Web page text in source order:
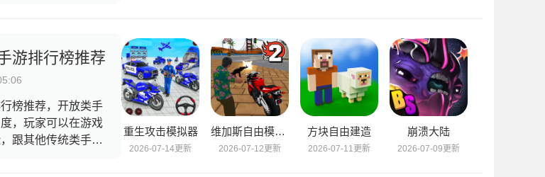
。
游排行榜推荐
榜推荐，开放类手
，玩家可以在游戏
跟其他传统类手游
重生攻击模拟器
2026-07-14更新
维加斯自由模拟器2
2026-07-12更新
方块自由建造
2026-07-11更新
崩溃大陆
2026-07-09更新